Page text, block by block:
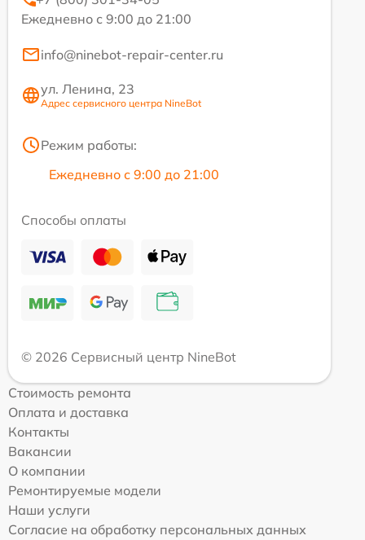
Ежедневно с 9:00 до 21:00
info@ninebot-repair-center.ru
ул. Ленина, 23
Адрес сервисного центра NineBot
Режим работы:
Ежедневно с 9:00 до 21:00
Способы оплаты
© 2026 Сервисный центр NineBot
Стоимость ремонта
Оплата и доставка
Контакты
Вакансии
О компании
Ремонтируемые модели
Наши услуги
Согласие на обработку персональных данных